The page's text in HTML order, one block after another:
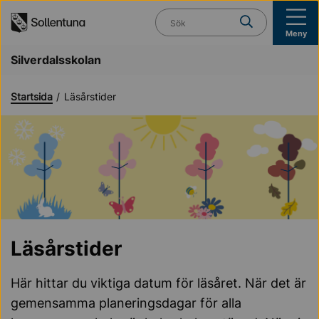
Vad söker du?
Meny
Silverdalsskolan
Startsida Läsårstider
Läsårstider
Här hittar du viktiga datum för läsåret. När det är
gemensamma planeringsdagar för alla